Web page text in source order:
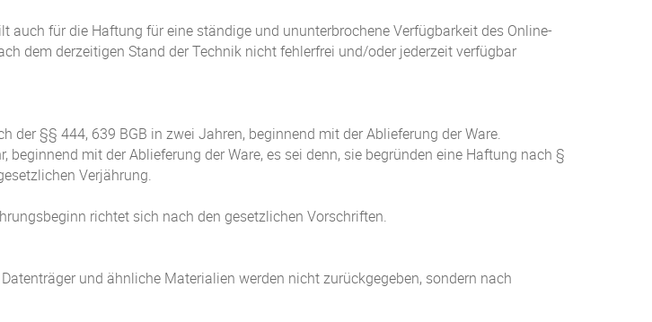
für die Haftung für eine ständige und ununterbrochene Verfügbarkeit des Online-
dem derzeitigen Stand der Technik nicht fehlerfrei und/oder jederzeit verfügbar
§§ 444, 639 BGB in zwei Jahren, beginnend mit der Ablieferung der Ware.
mit der Ablieferung der Ware, es sei denn, sie begründen eine Haftung nach §
Verjährung.
richtet sich nach den gesetzlichen Vorschriften.
und ähnliche Materialien werden nicht zurückgegeben, sondern nach